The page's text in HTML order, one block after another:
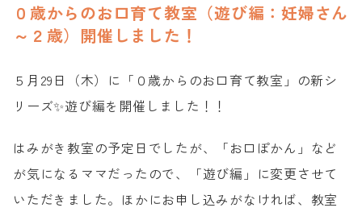
プライバシーポリシー
小児歯科
小児矯正
子どもと進める歯科治療
マイナス1歳からの マタニティ歯科
詰め物・かぶせ物
０歳からのお口育て教室（遊び編：妊婦さん
～２歳）開催しました！
５月29日（木）に「０歳からのお口育て教室」の新シ
リーズ✨遊び編を開催しました！！
はみがき教室の予定日でしたが、「お口ぽかん」など
が気になるママだったので、「遊び編」に変更させて
いただきました。ほかにお申し込みがなければ、教室